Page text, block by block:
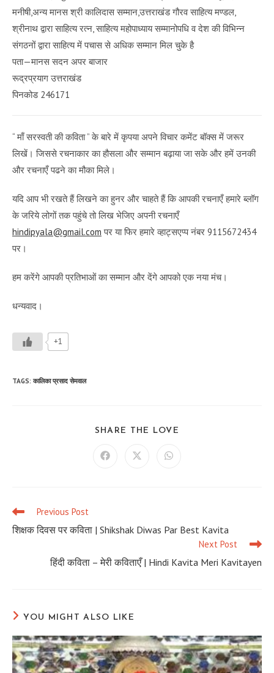
मनीषी,अन्य मानस श्री कालिदास सम्मान,उत्तराखंड गौरव साहित्य मण्डल,
श्रीनाथ द्वारा साहित्य रत्न, साहित्य महोपाध्याय सम्मानोपधि व देश की विभिन्न
संगठनों द्वारा साहित्य में पचास से अधिक सम्मान मिल चुके है
पता—मानस सदन अपर बाजार
रूद्रप्रयाग उत्तराखंड
पिनकोड 246171
“ माँ सरस्वती की कविता ” के बारे में कृपया अपने विचार कमेंट बॉक्स में जरूर
लिखें। जिससे रचनाकार का हौसला और सम्मान बढ़ाया जा सके और हमें उनकी
और रचनाएँ पढने का मौका मिले।
यदि आप भी रखते हैं लिखने का हुनर और चाहते हैं कि आपकी रचनाएँ हमारे ब्लॉग
के जरिये लोगों तक पहुंचे तो लिख भेजिए अपनी रचनाएँ
hindipyala@gmail.com पर या फिर हमारे व्हाट्सएप्प नंबर 9115672434
पर।
हम करेंगे आपकी प्रतिभाओं का सम्मान और देंगे आपको एक नया मंच।
धन्यवाद।
+1
TAGS: कालिका प्रसाद सेमवाल
SHARE THE LOVE
Opens Opens Opens
Read
more
articles
Previous Post
शिक्षक दिवस पर कविता | Shikshak Diwas Par Best Kavita
Next Post
हिंदी कविता – मेरी कविताएँ | Hindi Kavita Meri Kavitayen
YOU MIGHT ALSO LIKE